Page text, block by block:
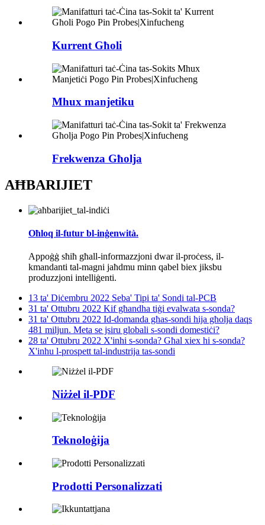
Kurrent Għoli
Mhux manjetiku
Frekwenza Għolja
AĦBARIJIET
Oħloq il-futur bl-inġenwità.
Appoġġ sħiħ għall-informazzjoni dwar il-proċess, il-
kmandanti tal-magni jaħdmu minn qabel biex jiksbu
produzzjoni intelliġenti.
13 ta' Diċembru 2022 Seba' Tipi ta' Sondi tal-PCB
31 ta' Ottubru 2022 Kif għandha tiġi evalwata s-sonda?
31 ta' Ottubru 2022 Id-domanda għas-sondi hija għolja daqs
481 miljun. Meta se jsiru globali s-sondi domestiċi?
28 ta' Ottubru 2022 X'inhi s-sonda? Għal xiex hi s-sonda?
X'inhu l-prospett tal-industrija tas-sondi
Niżżel il-PDF
Teknoloġija
Prodotti Personalizzati